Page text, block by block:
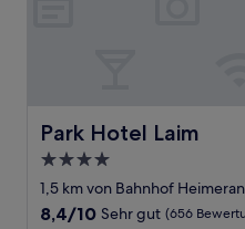
Park Hotel Laim
Park Hotel Laim
4.0-
Sterne-
Unterkunft
1,5 km von Bahnhof
8.4
8,4/10 Sehr gut (656